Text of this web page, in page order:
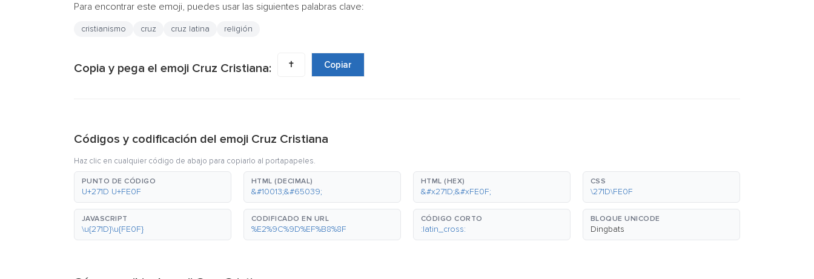
Para encontrar este emoji, puedes usar las siguientes palabras clave:
cristianismo cruz cruz latina religión
Copia y pega el emoji Cruz Cristiana: ✝️ Copiar
Códigos y codificación del emoji Cruz Cristiana
Haz clic en cualquier código de abajo para copiarlo al portapapeles.
PUNTO DE CÓDIGO
U+271D U+FE0F
HTML (DECIMAL)
&#10013;&#65039;
HTML (HEX)
&#x271D;&#xFE0F;
CSS
\271D\FE0F
JAVASCRIPT
\u{271D}\u{FE0F}
CODIFICADO EN URL
%E2%9C%9D%EF%B8%8F
CÓDIGO CORTO
:latin_cross:
BLOQUE UNICODE
Dingbats